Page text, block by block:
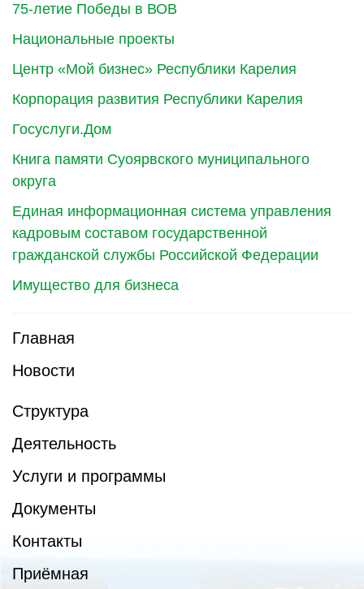
75-летие Победы в ВОВ
Национальные проекты
Центр «Мой бизнес» Республики Карелия
Корпорация развития Республики Карелия
Госуслуги.Дом
Книга памяти Суоярвского муниципального
округа
Единая информационная система управления
кадровым составом государственной
гражданской службы Российской Федерации
Имущество для бизнеса
Главная
Новости
Структура
Деятельность
Услуги и программы
Документы
Контакты
Приёмная